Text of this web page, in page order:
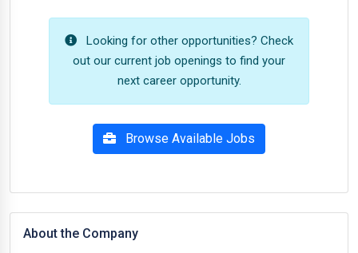
Looking for other opportunities? Check
out our current job openings to find your
next career opportunity.
Browse Available Jobs
About the Company